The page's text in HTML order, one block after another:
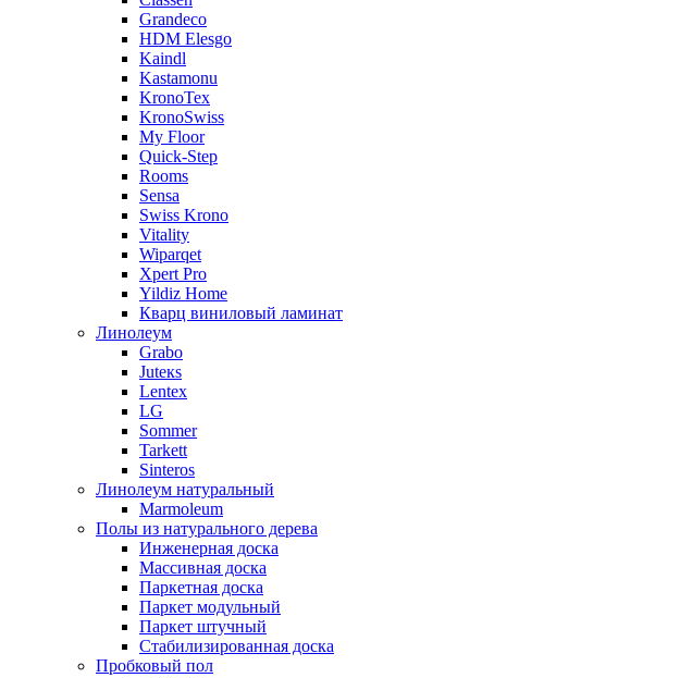
Grandeco
HDM Elesgo
Kaindl
Kastamonu
KronoTex
KronoSwiss
My Floor
Quick-Step
Rooms
Sensa
Swiss Krono
Vitality
Wiparqet
Xpert Pro
Yildiz Home
Кварц виниловый ламинат
Линолеум
Grabo
Juteкs
Lentex
LG
Sommer
Tarkett
Sinteros
Линолеум натуральный
Marmoleum
Полы из натурального дерева
Инженерная доска
Массивная доска
Паркетная доска
Паркет модульный
Паркет штучный
Стабилизированная доска
Пробковый пол